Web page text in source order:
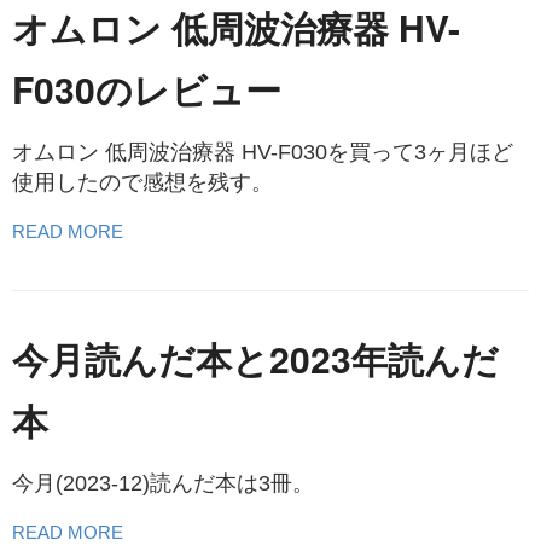
オムロン 低周波治療器 HV-
F030のレビュー
オムロン 低周波治療器 HV-F030を買って3ヶ月ほど
使用したので感想を残す。
READ MORE
今月読んだ本と2023年読んだ
本
今月(2023-12)読んだ本は3冊。
READ MORE